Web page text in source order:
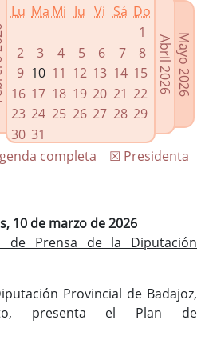
relacionados
de gobierno
Lu Ma Mi Ju Vi Sá Do
1
2
3 4 5 6 7
8
9 10 11 12 13 14 15
16 17 18 19 20 21 22
23 24 25 26 27 28 29
30 31
Mayo 2026
Abril 2026
☒ Presidenta
completa
10 de marzo de 2026
de Prensa de la Diputación
Provincial de Badajoz,
presenta el Plan de